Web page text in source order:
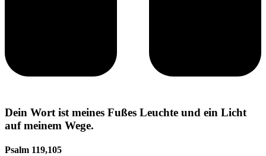
Dein Wort ist meines Fußes Leuchte und ein Licht
auf meinem Wege.
Psalm 119,105